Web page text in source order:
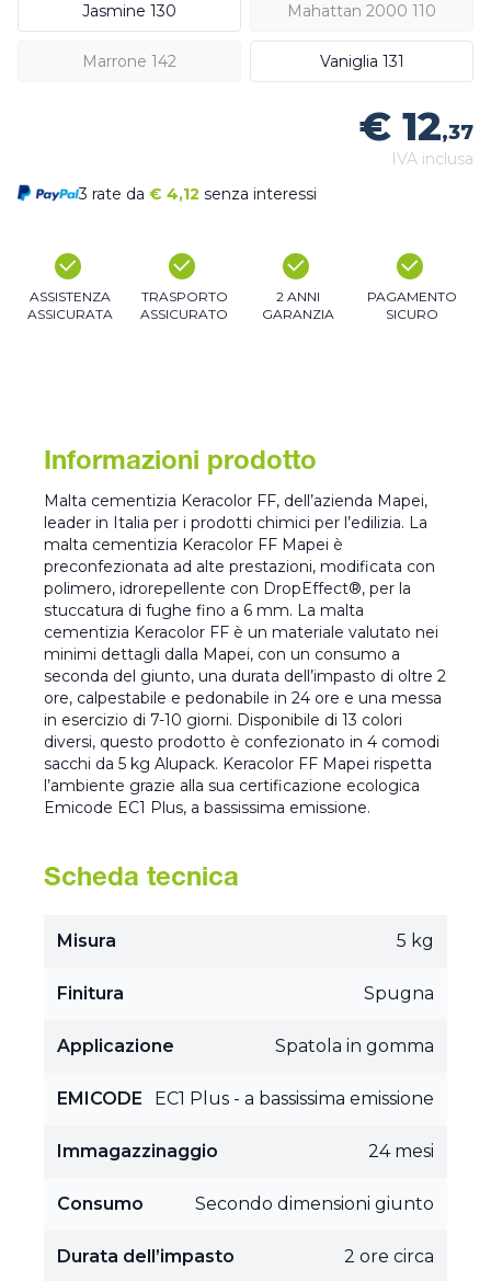
Jasmine 130 Mahattan 2000 110
Marrone 142 Vaniglia 131
€ 12,37
IVA inclusa
3 rate da € 4,12 senza interessi
ASSISTENZA
ASSICURATA
TRASPORTO
ASSICURATO
2 ANNI
GARANZIA
PAGAMENTO
SICURO
Informazioni prodotto
Malta cementizia Keracolor FF, dell’azienda Mapei,
leader in Italia per i prodotti chimici per l’edilizia. La
malta cementizia Keracolor FF Mapei è
preconfezionata ad alte prestazioni, modificata con
polimero, idrorepellente con DropEffect®, per la
stuccatura di fughe fino a 6 mm. La malta
cementizia Keracolor FF è un materiale valutato nei
minimi dettagli dalla Mapei, con un consumo a
seconda del giunto, una durata dell’impasto di oltre 2
ore, calpestabile e pedonabile in 24 ore e una messa
in esercizio di 7-10 giorni. Disponibile di 13 colori
diversi, questo prodotto è confezionato in 4 comodi
sacchi da 5 kg Alupack. Keracolor FF Mapei rispetta
l’ambiente grazie alla sua certificazione ecologica
Emicode EC1 Plus, a bassissima emissione.
Scheda tecnica
Misura 5 kg
Finitura Spugna
Applicazione Spatola in gomma
EMICODE EC1 Plus - a bassissima emissione
Immagazzinaggio 24 mesi
Consumo Secondo dimensioni giunto
Durata dell’impasto 2 ore circa